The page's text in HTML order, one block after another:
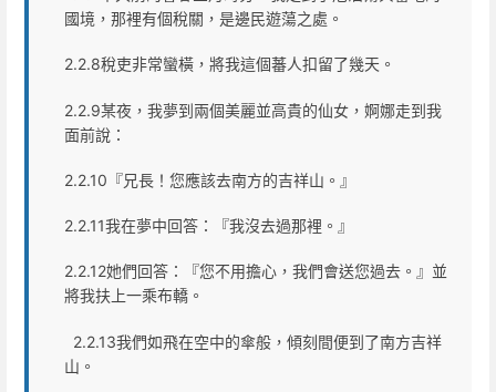
國境，那裡有個稅關，是邊民遊蕩之處。
2.2.8稅吏非常蠻橫，將我這個蕃人扣留了幾天。
2.2.9某夜，我夢到兩個美麗並高貴的仙女，婀娜走到我
面前說：
2.2.10『兄長！您應該去南方的吉祥山。』
2.2.11我在夢中回答：『我沒去過那裡。』
2.2.12她們回答：『您不用擔心，我們會送您過去。』並
將我扶上一乘布轎。
2.2.13我們如飛在空中的傘般，傾刻間便到了南方吉祥
山。